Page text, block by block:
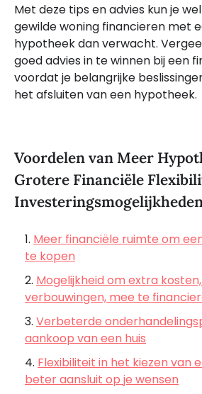
Met deze tips en advies kun je
gewilde woning financieren met
hypotheek dan verwacht.
goed advies in te winnen bij een
voordat je belangrijke
het afsluiten van een hypotheek.
Voordelen van Meer
Grotere Financiële
Meer financiële ruimte om
te kopen
Mogelijkheid om extra
verbouwingen, mee te
Verbeterde
aankoop van een huis
Flexibiliteit in het kiezen van
beter aansluit op je wensen